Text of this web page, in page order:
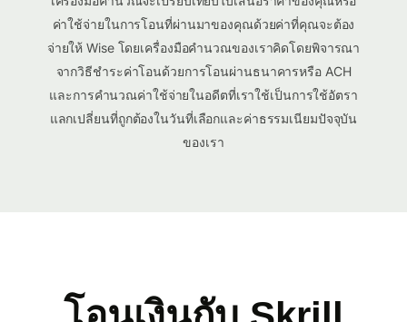
ค่าใช้จ่ายในการโอนที่ผ่านมาของคุณด้วยค่าที่คุณจะต้อง
จ่ายให้ Wise โดยเครื่องมือคำนวณของเราคิดโดยพิจารณา
จากวิธีชำระค่าโอนด้วยการโอนผ่านธนาคารหรือ ACH
และการคำนวณค่าใช้จ่ายในอดีตที่เราใช้เป็นการใช้อัตรา
แลกเปลี่ยนที่ถูกต้องในวันที่เลือกและค่าธรรมเนียมปัจจุบัน
ของเรา